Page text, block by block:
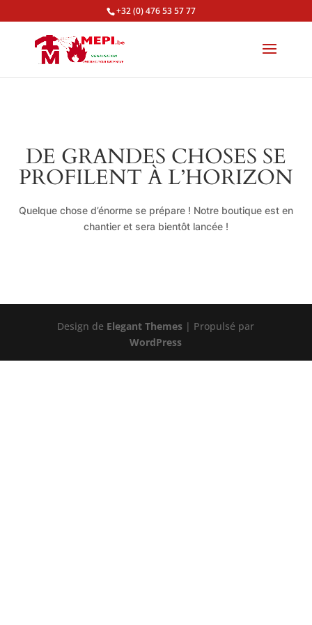
+32 (0) 476 53 57 77
DE GRANDES CHOSES SE
PROFILENT À L’HORIZON
Quelque chose d’énorme se prépare ! Notre boutique est en
chantier et sera bientôt lancée !
Design de Elegant Themes | Propulsé par
WordPress